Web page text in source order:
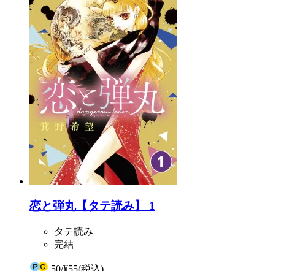
恋と弾丸【タテ読み】 1
タテ読み
完結
50/¥55(税込)